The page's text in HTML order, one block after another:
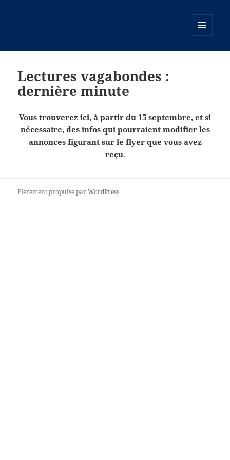
Lectures vagabondes :
dernière minute
Vous trouverez ici, à partir du 15 septembre, et si
nécessaire, des infos qui pourraient modifier les
annonces figurant sur le flyer que vous avez
reçu.
Fièrement propulsé par WordPress